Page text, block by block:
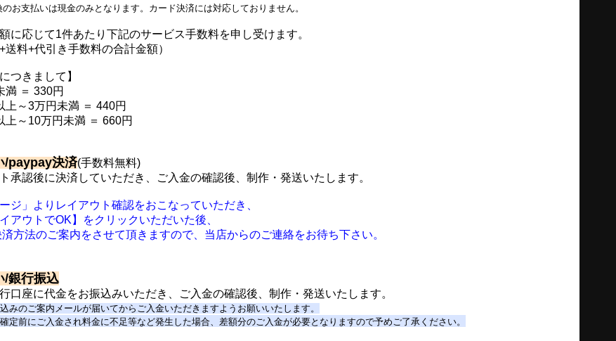
お支払いは現金のみとなります。カード決済には対応しておりません。
に応じて1件あたり下記のサービス手数料を申し受けます。
送料+代引き手数料の合計金額）
つきまして】
満 ＝ 330円
上～3万円未満 ＝ 440円
上～10万円未満 ＝ 660円
paypay決済(手数料無料)
承認後に決済していただき、ご入金の確認後、制作・発送いたします。
ージ」よりレイアウト確認をおこなっていただき、
イアウトでOK】をクリックいただいた後、
方法のご案内をさせて頂きますので、当店からのご連絡をお待ち下さい。
/銀行振込
口座に代金をお振込みいただき、ご入金の確認後、制作・発送いたします。
みのご案内メールが届いてからご入金いただきますようお願いいたします。
定前にご入金され料金に不足等など発生した場合、差額分のご入金が必要となりますので予めご了承ください。